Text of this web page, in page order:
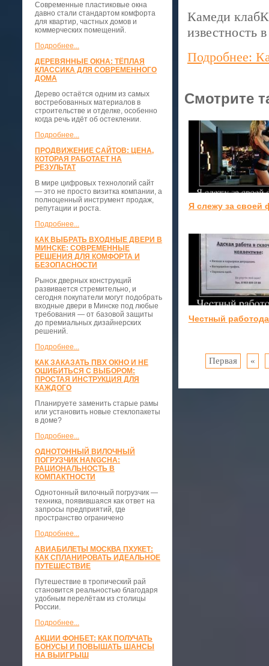
Современные пластиковые окна
давно стали стандартом комфорта
для квартир, частных домов и
коммерческих помещений.
Подробнее...
ДЕРЕВЯННЫЕ ОКНА: ТЁПЛАЯ
КЛАССИКА ДЛЯ СОВРЕМЕННОГО
ДОМА
Дерево остаётся одним из самых
востребованных материалов в
строительстве и отделке, особенно
когда речь идёт об остеклении.
Подробнее...
ПРОДВИЖЕНИЕ САЙТОВ: ЦЕНА,
КОТОРАЯ РАБОТАЕТ НА
РЕЗУЛЬТАТ
В мире цифровых технологий сайт
— это не просто визитка компании, а
полноценный инструмент продаж,
репутации и роста.
Подробнее...
КАК ВЫБРАТЬ ВХОДНЫЕ ДВЕРИ В
МИНСКЕ: СОВРЕМЕННЫЕ
РЕШЕНИЯ ДЛЯ КОМФОРТА И
БЕЗОПАСНОСТИ
Рынок дверных конструкций
развивается стремительно, и
сегодня покупатели могут подобрать
входные двери в Минске под любые
требования — от базовой защиты
до премиальных дизайнерских
решений.
Подробнее...
КАК ЗАКАЗАТЬ ПВХ ОКНО И НЕ
ОШИБИТЬСЯ С ВЫБОРОМ:
ПРОСТАЯ ИНСТРУКЦИЯ ДЛЯ
КАЖДОГО
Планируете заменить старые рамы
или установить новые стеклопакеты
в доме?
Подробнее...
ОДНОТОННЫЙ ВИЛОЧНЫЙ
ПОГРУЗЧИК HANGCHA:
РАЦИОНАЛЬНОСТЬ В
КОМПАКТНОСТИ
​Однотонный вилочный погрузчик —
техника, появившаяся как ответ на
запросы предприятий, где
пространство ограничено
Подробнее...
АВИАБИЛЕТЫ МОСКВА ПХУКЕТ:
КАК СПЛАНИРОВАТЬ ИДЕАЛЬНОЕ
ПУТЕШЕСТВИЕ
Путешествие в тропический рай
становится реальностью благодаря
удобным перелётам из столицы
России.
Подробнее...
АКЦИИ ФОНБЕТ: КАК ПОЛУЧАТЬ
БОНУСЫ И ПОВЫШАТЬ ШАНСЫ
НА ВЫИГРЫШ
Камеди
известность
Подробнее:
Смотрите
Я слежу за своей
Честный
Первая «